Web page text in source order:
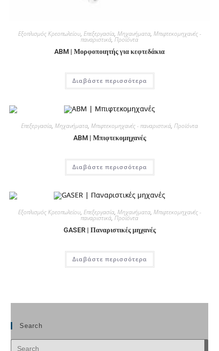
Εξοπλισμός Κρεοπωλείου, Επεξεργασία, Μηχανήματα, Μπιφτεκομηχανές -
παναριστικά,Προϊόντα
ABM | Μορφοποιητής για κεφτεδάκια
Διαβάστε περισσότερα
Επεξεργασία, Μηχανήματα, Μπιφτεκομηχανές - παναριστικά, Προϊόντα
ABM | Μπιφτεκομηχανές
Διαβάστε περισσότερα
Εξοπλισμός Κρεοπωλείου, Επεξεργασία, Μηχανήματα, Μπιφτεκομηχανές -
παναριστικά,Προϊόντα
GASER | Παναριστικές μηχανές
Διαβάστε περισσότερα
Search